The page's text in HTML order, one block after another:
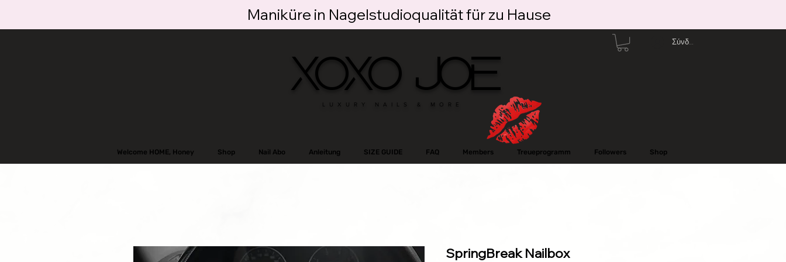
Maniküre in Nagelstudioqualität für zu Hause
XOXO JOE
LUXURY NAILS & MORE
Σύνδεση
Welcome HOME, Honey Shop Nail Abo Anleitung SIZE GUIDE FAQ Members Treueprogramm Followers Shop
SpringBreak Nailbox